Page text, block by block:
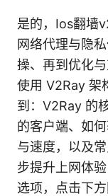
是的，Ios翻墙
网络代理与隐
操、再到优化
使用 V2Ray 架
到：V2Ray 的
的客户端、如
与速度，以及
步提升上网体
选项，点击下